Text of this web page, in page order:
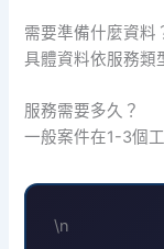
需要準備什麼資料
具體資料依服務類
服務需要多久？
一般案件在1-3個
\n